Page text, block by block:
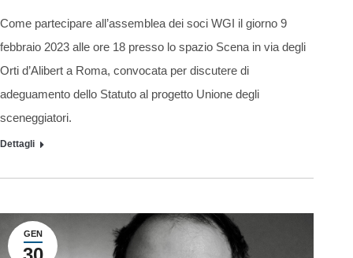
Come partecipare all’assemblea dei soci WGI il giorno 9
febbraio 2023 alle ore 18 presso lo spazio Scena in via degli
Orti d’Alibert a Roma, convocata per discutere di
adeguamento dello Statuto al progetto Unione degli
sceneggiatori.
Dettagli
GEN